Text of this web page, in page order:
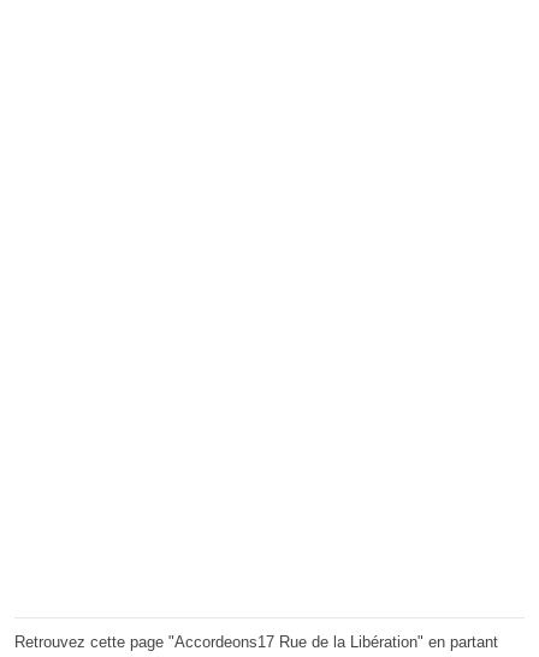
Retrouvez cette page "Accordeons17 Rue de la Libération" en partant